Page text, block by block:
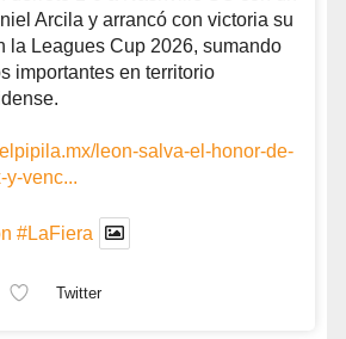
Arcila y arrancó con victoria su
la Leagues Cup 2026, sumando
importantes en territorio
leon-salva-el-honor-de-
y-venc...
#LaFiera
Twitter